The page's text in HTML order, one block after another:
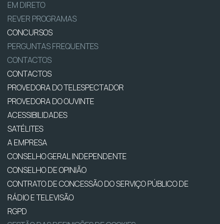
EM DIRETO
REVER PROGRAMAS
CONCURSOS
PERGUNTAS FREQUENTES
CONTACTOS
CONTACTOS
PROVEDORA DO TELESPECTADOR
PROVEDORA DO OUVINTE
ACESSIBILIDADES
SATÉLITES
A EMPRESA
CONSELHO GERAL INDEPENDENTE
CONSELHO DE OPINIÃO
CONTRATO DE CONCESSÃO DO SERVIÇO PÚBLICO DE
RÁDIO E TELEVISÃO
RGPD